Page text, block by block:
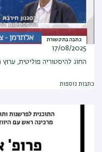
כתבה בתקשורת
17/08/2025
החוג להיסטוריה פוליטית,
כתבות נוספות